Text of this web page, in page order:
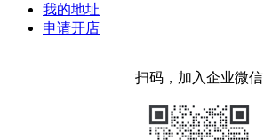
我的地址
申请开店
扫码，加入企业微信